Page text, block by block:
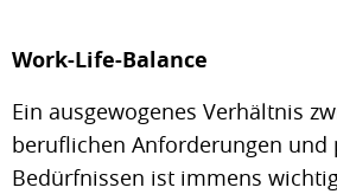
Work-Life-Balance
Ein ausgewogenes Verhältnis
beruflichen Anforderungen und
Bedürfnissen ist immens